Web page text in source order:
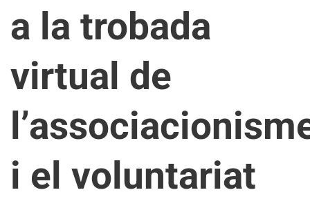
a la trobada
virtual de
i el voluntariat